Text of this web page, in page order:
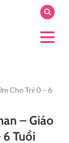
Cho Trẻ 0 – 6
– Giáo
Tuổi